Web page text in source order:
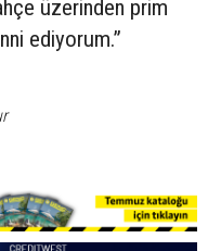
üzerinden prim
ediyorum.”